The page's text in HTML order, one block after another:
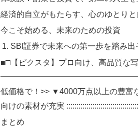
経済的自立がもたらす、心のゆとり
今こそ始める、未来のための投資
SBI証券で未来への第一歩を踏み出
■□【ピクスタ】プロ向け、高品質
低価格で！>> ▼4000万点以上の豊富
向けの素材が充実
まとめ